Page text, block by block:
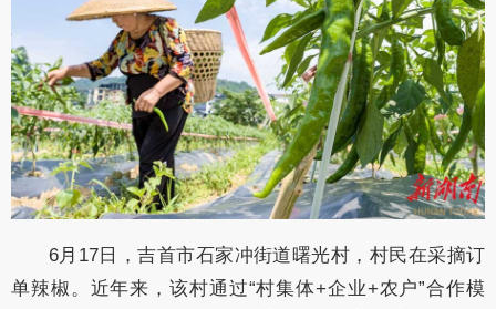
6月17日，吉首市石家冲街道曙光村，村民在采摘订
单辣椒。近年来，该村通过“村集体+企业+农户”合作模